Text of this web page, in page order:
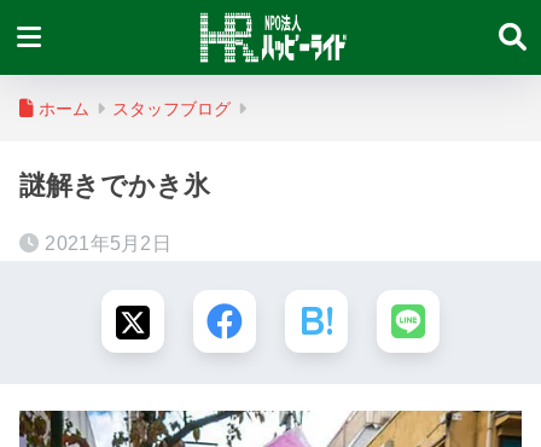
ホーム スタッフブログ
謎解きでかき氷
2021年5月2日